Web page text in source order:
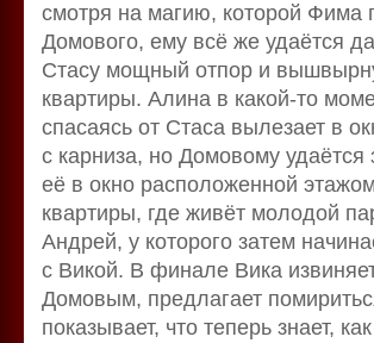
смотря на магию, которой Фима
Домового, ему всё же удаётся
Стасу мощный отпор и
квартиры. Алина в какой-то
спасаясь от Стаса вылезает в
с карниза, но Домовому удаётся
её в окно расположенной
квартиры, где живёт молодой
Андрей, у которого затем
с Викой. В финале Вика
Домовым, предлагает
показывает, что теперь знает,